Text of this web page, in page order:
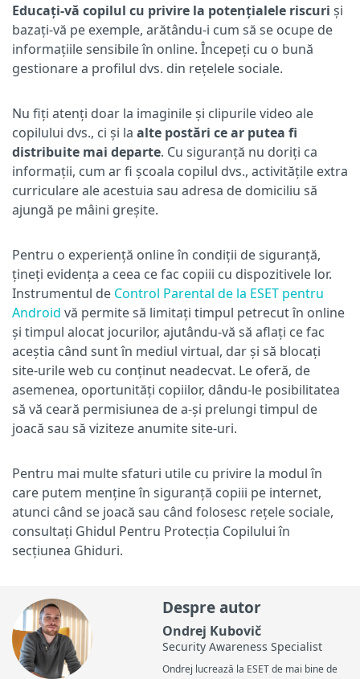
Educați-vă copilul cu privire la potențialele riscuri și
bazați-vă pe exemple, arătându-i cum să se ocupe de
informațiile sensibile în online. Începeți cu o bună
gestionare a profilul dvs. din rețelele sociale.
Nu fiți atenți doar la imaginile și clipurile video ale
copilului dvs., ci și la alte postări ce ar putea fi
distribuite mai departe. Cu siguranță nu doriți ca
informații, cum ar fi școala copilul dvs., activitățile extra
curriculare ale acestuia sau adresa de domiciliu să
ajungă pe mâini greșite.
Pentru o experiență online în condiții de siguranță,
țineți evidența a ceea ce fac copiii cu dispozitivele lor.
Instrumentul de Control Parental de la ESET pentru
Android vă permite să limitați timpul petrecut în online
și timpul alocat jocurilor, ajutându-vă să aflați ce fac
aceștia când sunt în mediul virtual, dar și să blocați
site-urile web cu conținut neadecvat. Le oferă, de
asemenea, oportunități copiilor, dându-le posibilitatea
să vă ceară permisiunea de a-și prelungi timpul de
joacă sau să viziteze anumite site-uri.
Pentru mai multe sfaturi utile cu privire la modul în
care putem menține în siguranță copiii pe internet,
atunci când se joacă sau când folosesc rețele sociale,
consultați Ghidul Pentru Protecția Copilului în
secțiunea Ghiduri.
Despre autor
Ondrej Kubovič
Security Awareness Specialist
Ondrej lucrează la ESET de mai bine de